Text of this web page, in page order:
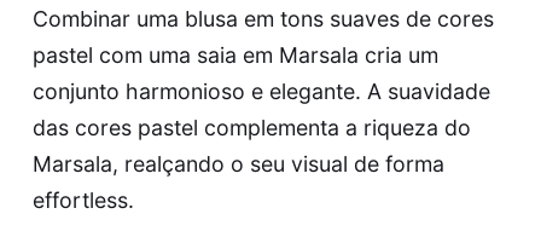
Combinar uma blusa em tons suaves de cores
pastel com uma saia em Marsala cria um
conjunto harmonioso e elegante. A suavidade
das cores pastel complementa a riqueza do
Marsala, realçando o seu visual de forma
effortless.